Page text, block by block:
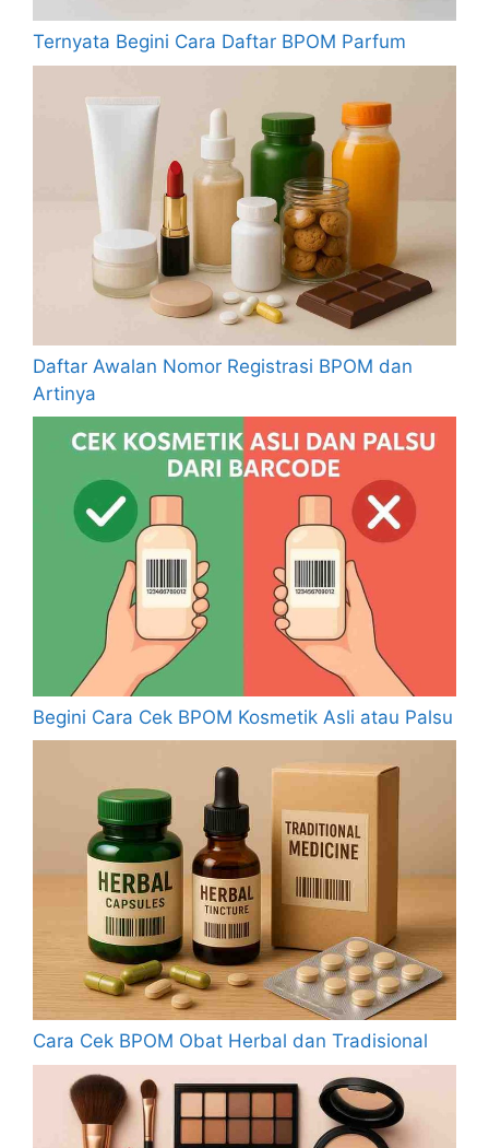
Ternyata Begini Cara Daftar BPOM Parfum
Daftar Awalan Nomor Registrasi BPOM dan
Artinya
Begini Cara Cek BPOM Kosmetik Asli atau Palsu
Cara Cek BPOM Obat Herbal dan Tradisional